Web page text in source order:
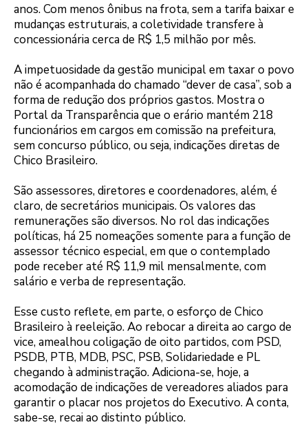
anos. Com menos ônibus na frota, sem a tarifa baixar e
mudanças estruturais, a coletividade transfere à
concessionária cerca de R$ 1,5 milhão por mês.
A impetuosidade da gestão municipal em taxar o povo
não é acompanhada do chamado “dever de casa”, sob a
forma de redução dos próprios gastos. Mostra o
Portal da Transparência que o erário mantém 218
funcionários em cargos em comissão na prefeitura,
sem concurso público, ou seja, indicações diretas de
Chico Brasileiro.
São assessores, diretores e coordenadores, além, é
claro, de secretários municipais. Os valores das
remunerações são diversos. No rol das indicações
políticas, há 25 nomeações somente para a função de
assessor técnico especial, em que o contemplado
pode receber até R$ 11,9 mil mensalmente, com
salário e verba de representação.
Esse custo reflete, em parte, o esforço de Chico
Brasileiro à reeleição. Ao rebocar a direita ao cargo de
vice, amealhou coligação de oito partidos, com PSD,
PSDB, PTB, MDB, PSC, PSB, Solidariedade e PL
chegando à administração. Adiciona-se, hoje, a
acomodação de indicações de vereadores aliados para
garantir o placar nos projetos do Executivo. A conta,
sabe-se, recai ao distinto público.